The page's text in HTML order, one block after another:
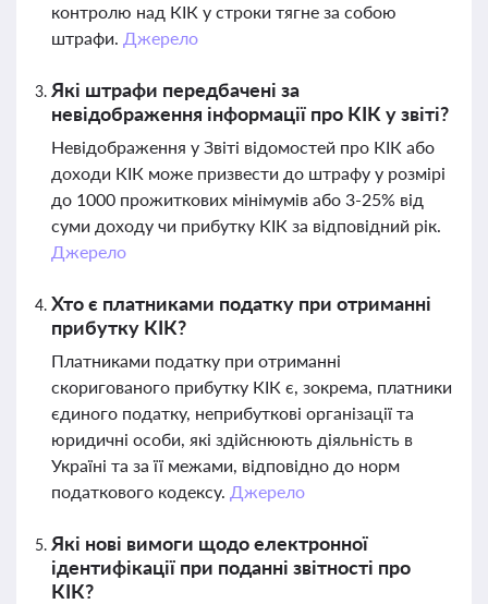
контролю над КІК у строки тягне за собою
штрафи. Джерело
Які штрафи передбачені за
невідображення інформації про КІК у звіті?
Невідображення у Звіті відомостей про КІК або
доходи КІК може призвести до штрафу у розмірі
до 1000 прожиткових мінімумів або 3-25% від
суми доходу чи прибутку КІК за відповідний рік.
Джерело
Хто є платниками податку при отриманні
прибутку КІК?
Платниками податку при отриманні
скоригованого прибутку КІК є, зокрема, платники
єдиного податку, неприбуткові організації та
юридичні особи, які здійснюють діяльність в
Україні та за її межами, відповідно до норм
податкового кодексу. Джерело
Які нові вимоги щодо електронної
ідентифікації при поданні звітності про
КІК?